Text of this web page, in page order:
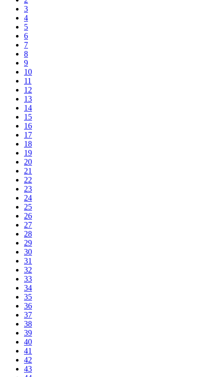
3
4
5
6
7
8
9
10
11
12
13
14
15
16
17
18
19
20
21
22
23
24
25
26
27
28
29
30
31
32
33
34
35
36
37
38
39
40
41
42
43